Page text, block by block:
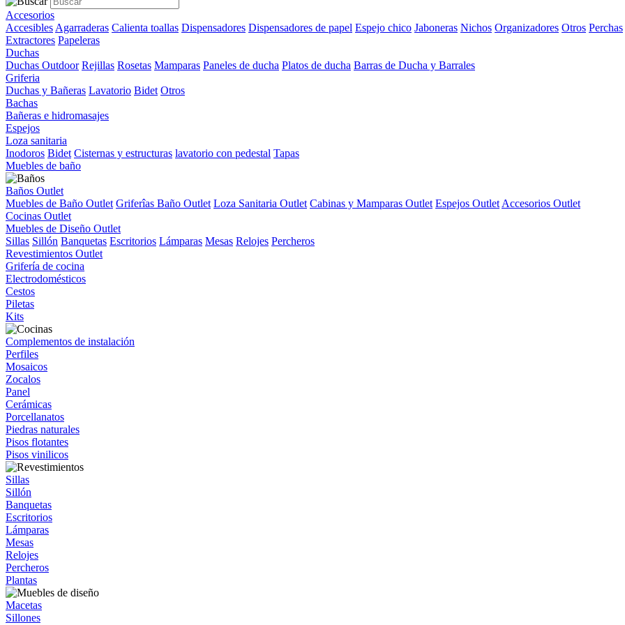
Accesorios
Accesibles Agarraderas Calienta toallas Dispensadores Dispensadores de papel Espejo chico Jaboneras Nichos Organizadores Otros Perchas
Extractores Papeleras
Duchas
Duchas Outdoor Rejillas Rosetas Mamparas Paneles de ducha Platos de ducha Barras de Ducha y Barrales
Griferia
Duchas y Bañeras Lavatorio Bidet Otros
Bachas
Bañeras e hidromasajes
Espejos
Loza sanitaria
Inodoros Bidet Cisternas y estructuras lavatorio con pedestal Tapas
Muebles de baño
Baños Outlet
Muebles de Baño Outlet Griferîas Baño Outlet Loza Sanitaria Outlet Cabinas y Mamparas Outlet Espejos Outlet Accesorios Outlet
Cocinas Outlet
Muebles de Diseño Outlet
Sillas Sillón Banquetas Escritorios Lámparas Mesas Relojes Percheros
Revestimientos Outlet
Grifería de cocina
Electrodomésticos
Cestos
Piletas
Kits
Complementos de instalación
Perfiles
Mosaicos
Zocalos
Panel
Cerámicas
Porcellanatos
Piedras naturales
Pisos flotantes
Pisos vinilicos
Sillas
Sillón
Banquetas
Escritorios
Lámparas
Mesas
Relojes
Percheros
Plantas
Macetas
Sillones